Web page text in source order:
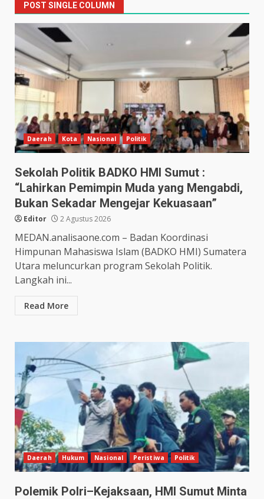
POST SINGLE COLUMN
Daerah Kota Nasional Politik
Sekolah Politik BADKO HMI Sumut :
“Lahirkan Pemimpin Muda yang Mengabdi,
Bukan Sekadar Mengejar Kekuasaan”
Editor 2 Agustus 2026
MEDAN.analisaone.com – Badan Koordinasi
Himpunan Mahasiswa Islam (BADKO HMI) Sumatera
Utara meluncurkan program Sekolah Politik.
Langkah ini...
Read More
Daerah Hukum Nasional Peristiwa Politik
Polemik Polri–Kejaksaan, HMI Sumut Minta